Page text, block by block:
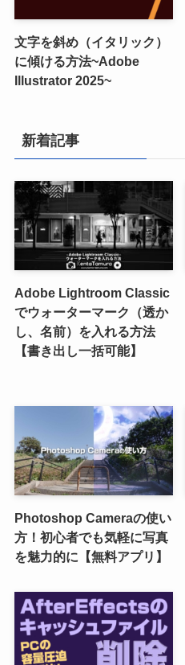
文字を斜め（イタリック）
に傾ける方法~Adobe
Illustrator 2025~
新着記事
Adobe Lightroom Classic
でウォーターマーク（透か
し、名前）を入れる方法
【書き出し一括可能】
Photoshop Cameraの使い
方！初心者でも気軽に写真
を魅力的に【無料アプリ】